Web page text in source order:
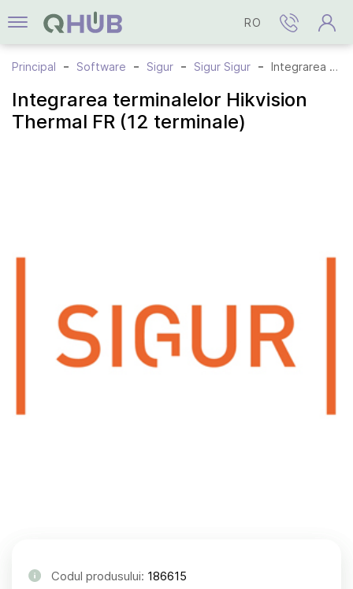
RO
Principal Software Sigur Sigur Sigur Integrarea terminalelor Hikvision Thermal FR (12 terminale)
Integrarea terminalelor Hikvision
Thermal FR (12 terminale)
Codul produsului: 186615